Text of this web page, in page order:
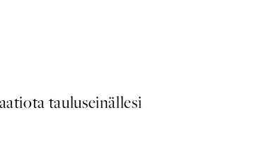
tauluseinällesi